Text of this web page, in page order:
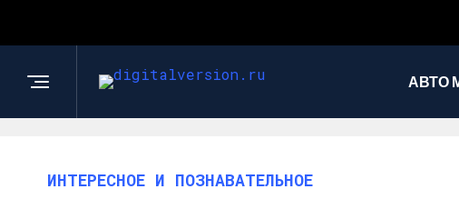
АВТО
ИНТЕРЕСНОЕ И ПОЗНАВАТЕЛЬНОЕ